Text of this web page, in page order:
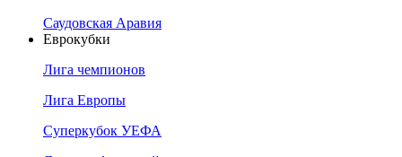
Саудовская Аравия
Еврокубки
Лига чемпионов
Лига Европы
Суперкубок УЕФА